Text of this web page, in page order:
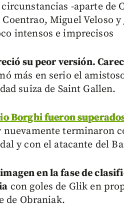
-aparte de
Miguel Veloso
intensos e imprecisos
su peor versión.
más en serio el
suiza de Saint Gallen.
Borghi fueron
nuevamente terminaron
y con el atacante del
en la fase de
con goles de Glik en
de Obraniak.